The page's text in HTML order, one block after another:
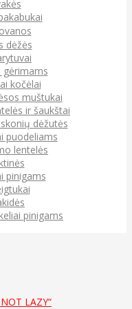
dėžės
gėrimams
kočėlai
muštukai
ir šaukštai
dėžutės
puodeliams
lentelės
pinigams
pinigams
LAZY“